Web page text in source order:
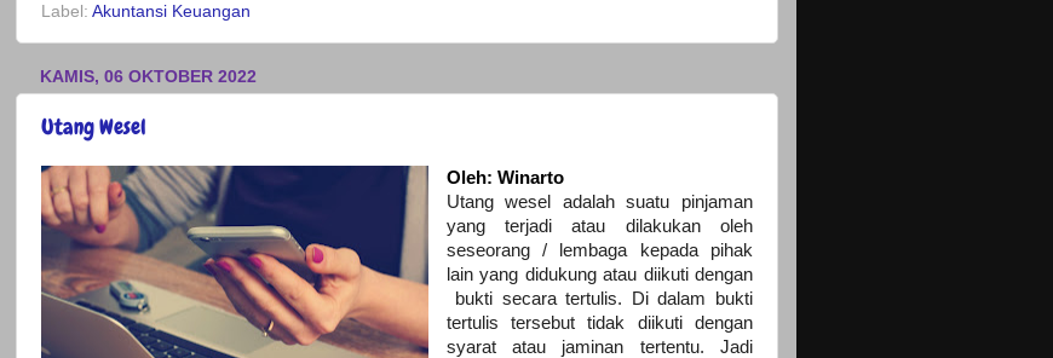
Label: Akuntansi Keuangan
KAMIS, 06 OKTOBER 2022
Utang Wesel
Oleh: Winarto
Utang wesel adalah suatu pinjaman
yang terjadi atau dilakukan oleh
seseorang / lembaga kepada pihak
lain yang didukung atau diikuti dengan
bukti secara tertulis. Di dalam bukti
tertulis tersebut tidak diikuti dengan
syarat atau jaminan tertentu. Jadi